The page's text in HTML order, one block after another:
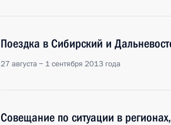
Поездка в Сибирский и
27 августа − 1 сентября 2013 года
Совещание по ситуации в